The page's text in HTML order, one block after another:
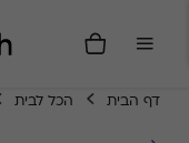
דף הבית הכל לבית